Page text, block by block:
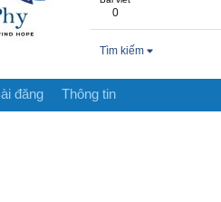
0
Tìm kiếm
đăng Thông tin